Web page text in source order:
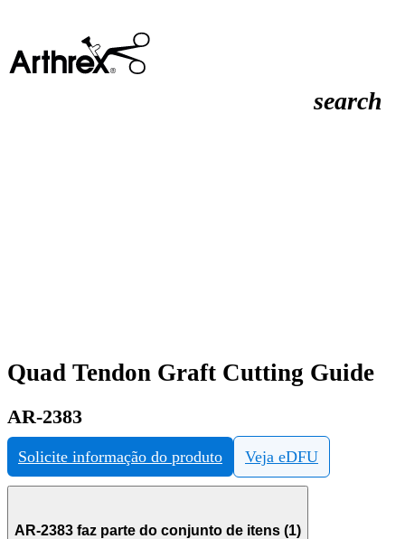
search
Quad Tendon Graft Cutting Guide
AR-2383
Solicite informação do produto Veja eDFU
AR-2383 faz parte do conjunto de itens (1)